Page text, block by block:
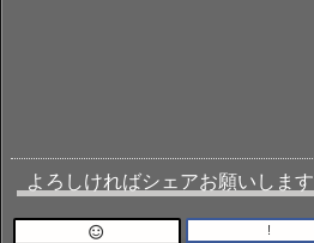
よろしければシェアお願いします
 !